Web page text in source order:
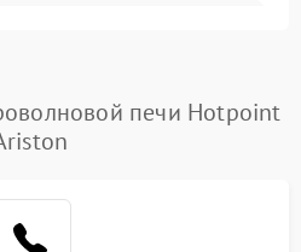
Подробнее →
печи Hotpoint